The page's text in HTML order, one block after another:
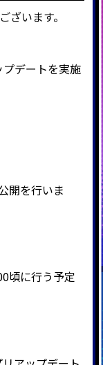
ざいます。
デートを実施
開を行いま
頃に行う予定